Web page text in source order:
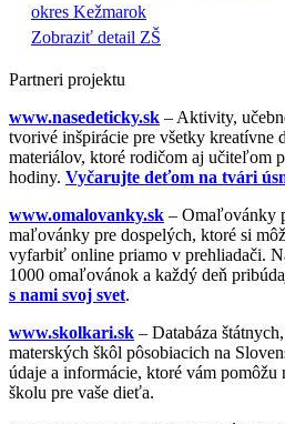
okres Kežmarok
Zobraziť detail ZŠ
Partneri projektu
www.nasedeticky.sk – Aktivity,
tvorivé inšpirácie pre všetky kreatívne
materiálov, ktoré rodičom aj učiteľom
hodiny. Vyčarujte deťom na tvári
www.omalovanky.sk – Omaľovánky
maľovánky pre dospelých, ktoré si
vyfarbiť online priamo v prehliadači.
1000 omaľovánok a každý deň
s nami svoj svet.
www.skolkari.sk – Databáza
materských škôl pôsobiacich na
údaje a informácie, ktoré vám pomôžu
školu pre vaše dieťa.